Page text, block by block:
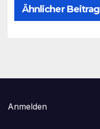
Ähnlicher Beitrag
Anmelden